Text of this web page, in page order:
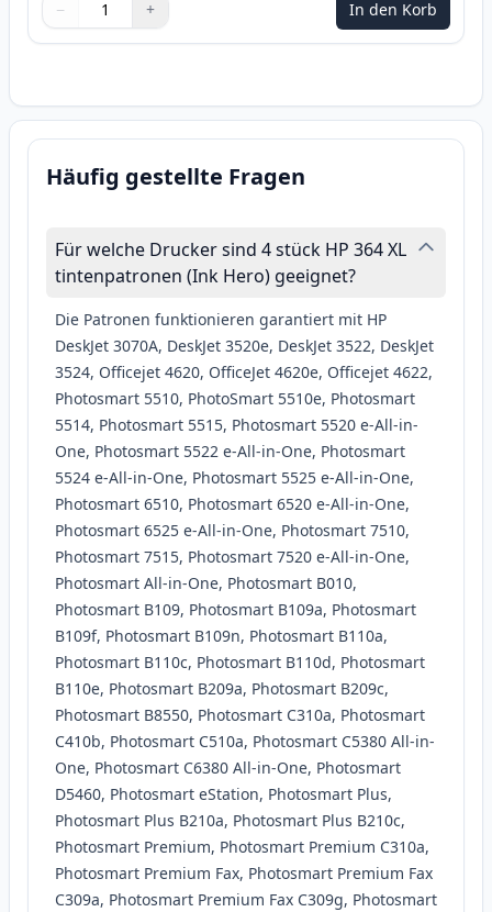
Menge
Verwenden Sie die Tasten, um anzupassen
− +
Menge 1 In den Korb
Häufig gestellte Fragen
Für welche Drucker sind 4 stück HP 364 XL
tintenpatronen (Ink Hero) geeignet?
Die Patronen funktionieren garantiert mit HP
DeskJet 3070A, DeskJet 3520e, DeskJet 3522, DeskJet
3524, Officejet 4620, OfficeJet 4620e, Officejet 4622,
Photosmart 5510, PhotoSmart 5510e, Photosmart
5514, Photosmart 5515, Photosmart 5520 e-All-in-
One, Photosmart 5522 e-All-in-One, Photosmart
5524 e-All-in-One, Photosmart 5525 e-All-in-One,
Photosmart 6510, Photosmart 6520 e-All-in-One,
Photosmart 6525 e-All-in-One, Photosmart 7510,
Photosmart 7515, Photosmart 7520 e-All-in-One,
Photosmart All-in-One, Photosmart B010,
Photosmart B109, Photosmart B109a, Photosmart
B109f, Photosmart B109n, Photosmart B110a,
Photosmart B110c, Photosmart B110d, Photosmart
B110e, Photosmart B209a, Photosmart B209c,
Photosmart B8550, Photosmart C310a, Photosmart
C410b, Photosmart C510a, Photosmart C5380 All-in-
One, Photosmart C6380 All-in-One, Photosmart
D5460, Photosmart eStation, Photosmart Plus,
Photosmart Plus B210a, Photosmart Plus B210c,
Photosmart Premium, Photosmart Premium C310a,
Photosmart Premium Fax, Photosmart Premium Fax
C309a, Photosmart Premium Fax C309g, Photosmart